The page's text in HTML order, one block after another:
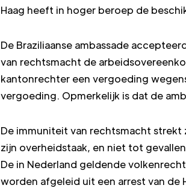
Haag heeft in hoger beroep de
De Braziliaanse ambassade
van rechtsmacht de
kantonrechter een vergoeding
vergoeding. Opmerkelijk is dat de
De immuniteit van rechtsmacht
zijn overheidstaak, en niet tot
De in Nederland geldende
worden afgeleid uit een arrest van de